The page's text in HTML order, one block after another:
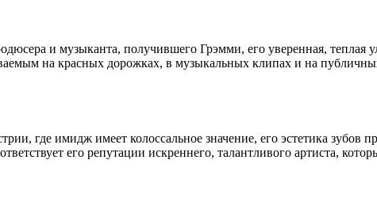
и музыканта, получившего Грэмми, его уверенная, теплая
на красных дорожках, в музыкальных клипах и на
где имидж имеет колоссальное значение, его эстетика зубов
его репутации искреннего, талантливого артиста,